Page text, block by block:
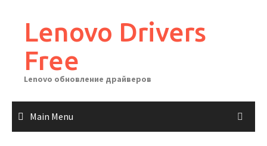
contentLenovo Drivers
Free
Lenovo обновление драйверов
Main Menu